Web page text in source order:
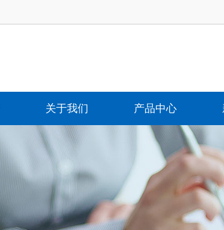
关于我们 产品中心